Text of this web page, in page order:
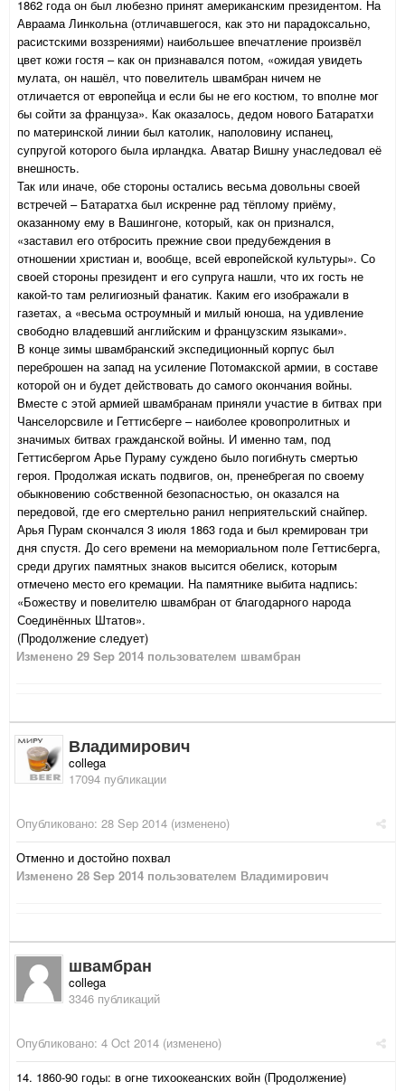
1862 года он был любезно принят американским президентом. На
Авраама Линкольна (отличавшегося, как это ни парадоксально,
расистскими воззрениями) наибольшее впечатление произвёл
цвет кожи гостя – как он признавался потом, «ожидая увидеть
мулата, он нашёл, что повелитель швамбран ничем не
отличается от европейца и если бы не его костюм, то вполне мог
бы сойти за француза». Как оказалось, дедом нового Батаратхи
по материнской линии был католик, наполовину испанец,
супругой которого была ирландка. Аватар Вишну унаследовал её
внешность.
Так или иначе, обе стороны остались весьма довольны своей
встречей – Батаратха был искренне рад тёплому приёму,
оказанному ему в Вашингоне, который, как он признался,
«заставил его отбросить прежние свои предубеждения в
отношении христиан и, вообще, всей европейской культуры». Со
своей стороны президент и его супруга нашли, что их гость не
какой-то там религиозный фанатик. Каким его изображали в
газетах, а «весьма остроумный и милый юноша, на удивление
свободно владевший английским и французским языками».
В конце зимы швамбранский экспедиционный корпус был
переброшен на запад на усиление Потомакской армии, в составе
которой он и будет действовать до самого окончания войны.
Вместе с этой армией швамбранам приняли участие в битвах при
Чанселорсвиле и Геттисберге – наиболее кровопролитных и
значимых битвах гражданской войны. И именно там, под
Геттисбергом Арье Пураму суждено было погибнуть смертью
героя. Продолжая искать подвигов, он, пренебрегая по своему
обыкновению собственной безопасностью, он оказался на
передовой, где его смертельно ранил неприятельский снайпер.
Арья Пурам скончался 3 июля 1863 года и был кремирован три
дня спустя. До сего времени на мемориальном поле Геттисберга,
среди других памятных знаков высится обелиск, которым
отмечено место его кремации. На памятнике выбита надпись:
«Божеству и повелителю швамбран от благодарного народа
Соединённых Штатов».
(Продолжение следует)
Изменено 29 Sep 2014 пользователем швамбран
Владимирович
collega
17094 публикации
Опубликовано: 28 Sep 2014 (изменено)
Отменно и достойно похвал
Изменено 28 Sep 2014 пользователем Владимирович
швамбран
collega
3346 публикаций
Опубликовано: 4 Oct 2014 (изменено)
14. 1860-90 годы: в огне тихоокеанских войн (Продолжение)